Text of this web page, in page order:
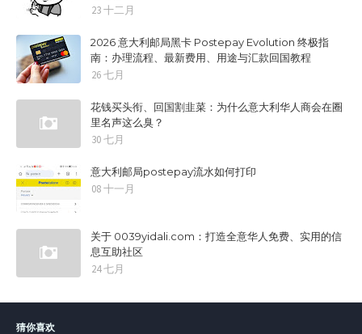
23 十二月
2026 意大利邮局黑卡 Postepay Evolution 终极指
南：办理流程、最新费用、用途与汇款回国教程
26 七月
花钱买头衔、回国割韭菜：为什么意大利华人商会在圈
里名声这么臭？
30 七月
意大利邮局postepay流水如何打印
08 十一月
关于 0039yidali.com：打造全意华人免费、实用的信
息互助社区
24 七月
猜你喜欢